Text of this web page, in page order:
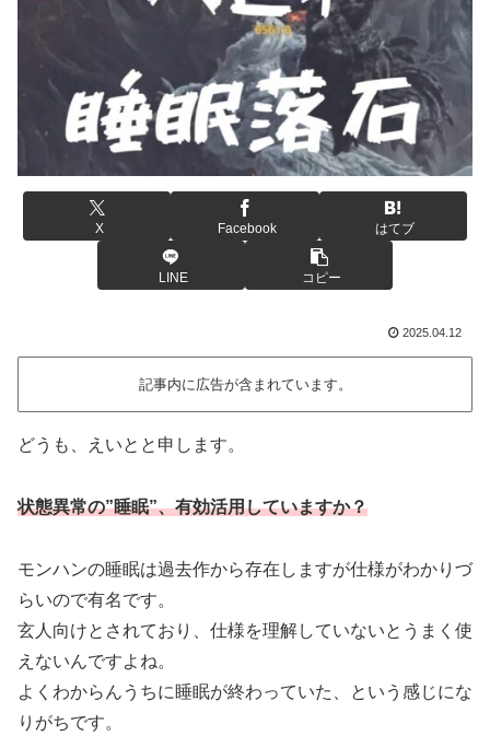
X Facebook はてブ
LINE コピー
2025.04.12
記事内に広告が含まれています。
どうも、えいとと申します。
状態異常の”睡眠”、有効活用していますか？
モンハンの睡眠は過去作から存在しますが仕様がわかりづ
らいので有名です。
玄人向けとされており、仕様を理解していないとうまく使
えないんですよね。
よくわからんうちに睡眠が終わっていた、という感じにな
りがちです。